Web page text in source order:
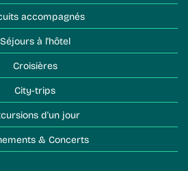
accompagnés
Séjours à l'hôtel
Croisières
City-trips
d'un jour
& Concerts